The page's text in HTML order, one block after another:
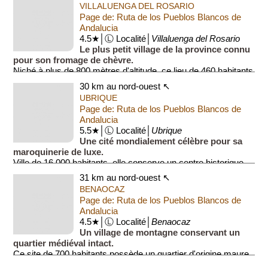
VILLALUENGA DEL ROSARIO
Page de: Ruta de los Pueblos Blancos de
Andalucia
4.5★│Ⓛ Localité│ Villaluenga del Rosario
Le plus petit village de la province connu
pour son fromage de chèvre.
Niché à plus de 800 mètres d'altitude, ce lieu de 460 habitants
possède une arène circulaire (Plaza de Toros) unique car
30 km au nord-ouest ↖
UBRIQUE
Page de: Ruta de los Pueblos Blancos de
Andalucia
5.5★│Ⓛ Localité│ Ubrique
Une cité mondialement célèbre pour sa
maroquinerie de luxe.
Ville de 16 000 habitants, elle conserve un centre historique
protégé avec une église (Iglesia de Nuestra Señora de la O).
31 km au nord-ouest ↖
BENAOCAZ
Page de: Ruta de los Pueblos Blancos de
Andalucia
4.5★│Ⓛ Localité│Benaocaz
Un village de montagne conservant un
quartier médiéval intact.
Ce site de 700 habitants possède un quartier d'origine maure